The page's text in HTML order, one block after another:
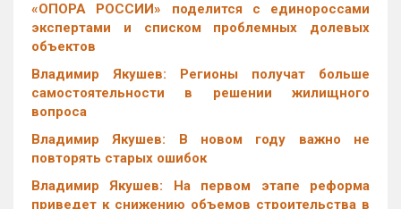
«ОПОРА РОССИИ» поделится с единороссами
экспертами и списком проблемных долевых
объектов
Владимир Якушев: Регионы получат больше
самостоятельности в решении жилищного
вопроса
Владимир Якушев: В новом году важно не
повторять старых ошибок
Владимир Якушев: На первом этапе реформа
приведет к снижению объемов строительства в